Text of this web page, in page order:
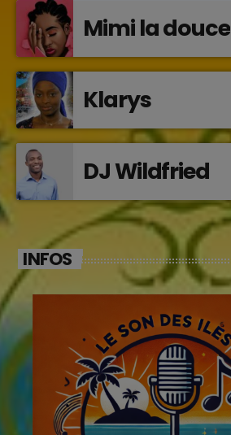
Mimi la douce
Klarys
DJ Wildfried
INFOS